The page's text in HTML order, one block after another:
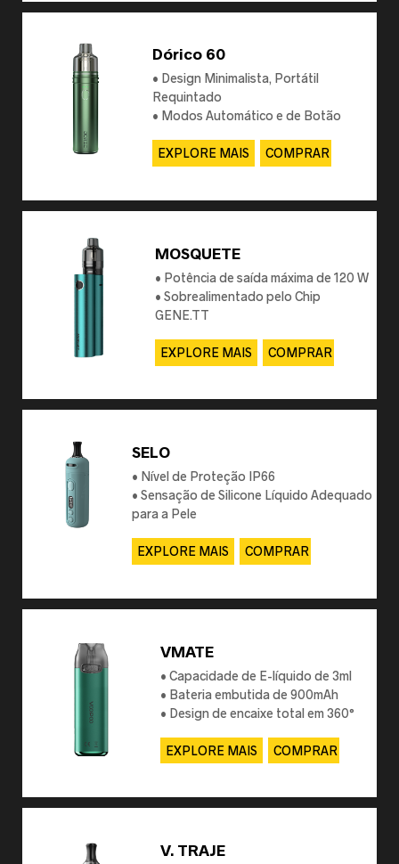
Dórico 60
• Design Minimalista, Portátil
Requintado
• Modos Automático e de Botão
EXPLORE MAIS
COMPRAR
MOSQUETE
• Potência de saída máxima de 120 W
• Sobrealimentado pelo Chip
GENE.TT
PnP
EXPLORE MAIS COMPRAR
SELO
• Nível de Proteção IP66
• Sensação de Silicone Líquido Adequado
para a Pele
EXPLORE MAIS
COMPRAR
VMATE
• Capacidade de E-líquido de 3ml
• Bateria embutida de 900mAh
• Design de encaixe total em 360°
EXPLORE MAIS COMPRAR
V. TRAJE